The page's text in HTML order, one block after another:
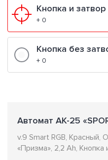
Кнопка и затвор
+ 0
Кнопка без
+ 0
Автомат АК-25
v.9 Smart RGB, Красный,
«Призма», 2,2 Ah, Кнопка